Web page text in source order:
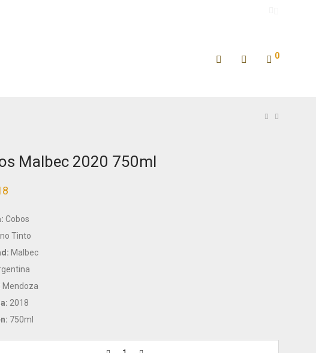
0
Malbec 2020 750ml
Cobos
Tinto
Malbec
Mendoza
2018
750ml